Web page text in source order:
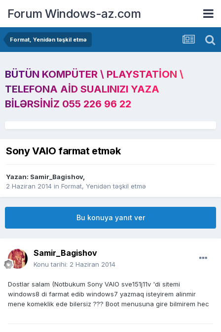
Forum Windows-az.com
Format, Yenidən təşkil etmə
BÜTÜN KOMPÜTER \ PLAYSTATION \
TELEFONA AID SUALINIZI YAZA
BILƏRSINIZ 055 226 96 22
Sony VAIO farmat etmək
Yazan: Samir_Bagishov,
2 Haziran 2014 in Format, Yenidən təşkil etmə
Bu konuya yanıt ver
Samir_Bagishov
Konu tarihi: 2 Haziran 2014
Dostlar salam (Notbukum Sony VAIO sve151j11v 'di sitemi
windows8 di farmat edib windows7 yazmaq isteyirem alinmir
mene komeklik ede bilersiz ??? Boot menusuna gire bilmirem hec